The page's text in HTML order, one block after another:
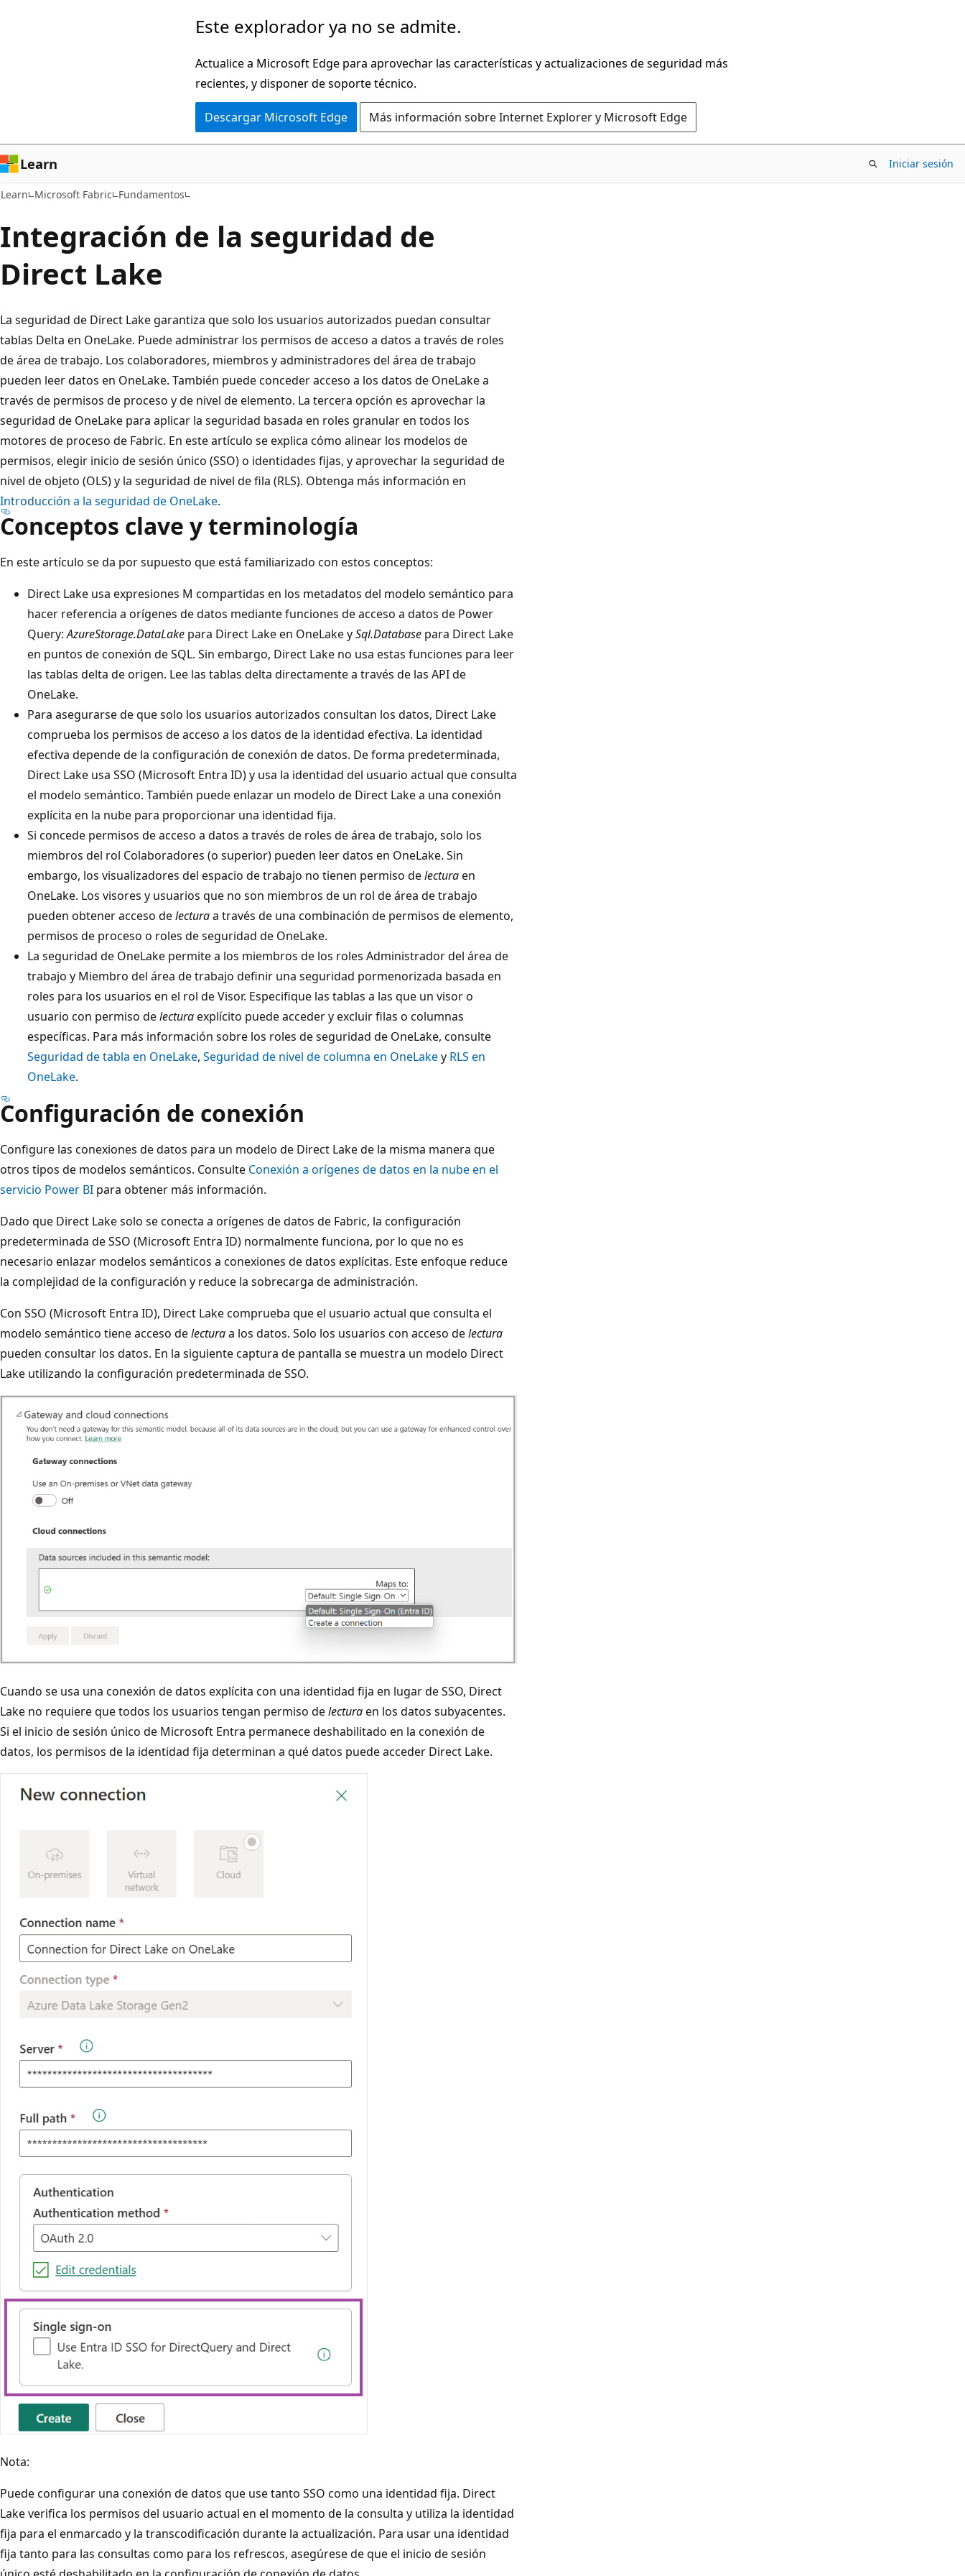
Este explorador ya no se admite.
Actualice a Microsoft Edge para aprovechar las características y actualizaciones de seguridad más
recientes, y disponer de soporte técnico.
Descargar Microsoft Edge Más información sobre Internet Explorer y Microsoft Edge
Learn Iniciar sesión
Learn Microsoft Fabric Fundamentos
Integración de la seguridad de
Direct Lake
La seguridad de Direct Lake garantiza que solo los usuarios autorizados puedan consultar
tablas Delta en OneLake. Puede administrar los permisos de acceso a datos a través de roles
de área de trabajo. Los colaboradores, miembros y administradores del área de trabajo
pueden leer datos en OneLake. También puede conceder acceso a los datos de OneLake a
través de permisos de proceso y de nivel de elemento. La tercera opción es aprovechar la
seguridad de OneLake para aplicar la seguridad basada en roles granular en todos los
motores de proceso de Fabric. En este artículo se explica cómo alinear los modelos de
permisos, elegir inicio de sesión único (SSO) o identidades fijas, y aprovechar la seguridad de
nivel de objeto (OLS) y la seguridad de nivel de fila (RLS). Obtenga más información en
Introducción a la seguridad de OneLake.
Conceptos clave y terminología
En este artículo se da por supuesto que está familiarizado con estos conceptos:
Direct Lake usa expresiones M compartidas en los metadatos del modelo semántico para
hacer referencia a orígenes de datos mediante funciones de acceso a datos de Power
Query:AzureStorage.DataLake para Direct Lake en OneLake ySql.Database para Direct Lake
en puntos de conexión de SQL. Sin embargo, Direct Lake no usa estas funciones para leer
las tablas delta de origen. Lee las tablas delta directamente a través de las API de
OneLake.
Para asegurarse de que solo los usuarios autorizados consultan los datos, Direct Lake
comprueba los permisos de acceso a los datos de la identidad efectiva. La identidad
efectiva depende de la configuración de conexión de datos. De forma predeterminada,
Direct Lake usa SSO (Microsoft Entra ID) y usa la identidad del usuario actual que consulta
el modelo semántico. También puede enlazar un modelo de Direct Lake a una conexión
explícita en la nube para proporcionar una identidad fija.
Si concede permisos de acceso a datos a través de roles de área de trabajo, solo los
miembros del rol Colaboradores (o superior) pueden leer datos en OneLake. Sin
embargo, los visualizadores del espacio de trabajo no tienen permiso delecturaen
OneLake. Los visores y usuarios que no son miembros de un rol de área de trabajo
pueden obtener acceso delecturaa través de una combinación de permisos de elemento,
permisos de proceso o roles de seguridad de OneLake.
La seguridad de OneLake permite a los miembros de los roles Administrador del área de
trabajo y Miembro del área de trabajo definir una seguridad pormenorizada basada en
roles para los usuarios en el rol de Visor. Especifique las tablas a las que un visor o
usuario con permiso delecturaexplícito puede acceder y excluir filas o columnas
específicas. Para más información sobre los roles de seguridad de OneLake, consulte
Seguridad de tabla en OneLake, Seguridad de nivel de columna en OneLakey RLS en
OneLake.
Configuración de conexión
Configure las conexiones de datos para un modelo de Direct Lake de la misma manera que
otros tipos de modelos semánticos. Consulte Conexión a orígenes de datos en la nube en el
servicio Power BI para obtener más información.
Dado que Direct Lake solo se conecta a orígenes de datos de Fabric, la configuración
predeterminada de SSO (Microsoft Entra ID) normalmente funciona, por lo que no es
necesario enlazar modelos semánticos a conexiones de datos explícitas. Este enfoque reduce
la complejidad de la configuración y reduce la sobrecarga de administración.
Con SSO (Microsoft Entra ID), Direct Lake comprueba que el usuario actual que consulta el
modelo semántico tiene acceso delecturaa los datos. Solo los usuarios con acceso delectura
pueden consultar los datos. En la siguiente captura de pantalla se muestra un modelo Direct
Lake utilizando la configuración predeterminada de SSO.
Cuando se usa una conexión de datos explícita con una identidad fija en lugar de SSO, Direct
Lake no requiere que todos los usuarios tengan permiso delecturaen los datos subyacentes.
Si el inicio de sesión único de Microsoft Entra permanece deshabilitado en la conexión de
datos, los permisos de la identidad fija determinan a qué datos puede acceder Direct Lake.
Nota:
Puede configurar una conexión de datos que use tanto SSO como una identidad fija. Direct
Lake verifica los permisos del usuario actual en el momento de la consulta y utiliza la identidad
fija para el enmarcado y la transcodificación durante la actualización. Para usar una identidad
fija tanto para las consultas como para los refrescos, asegúrese de que el inicio de sesión